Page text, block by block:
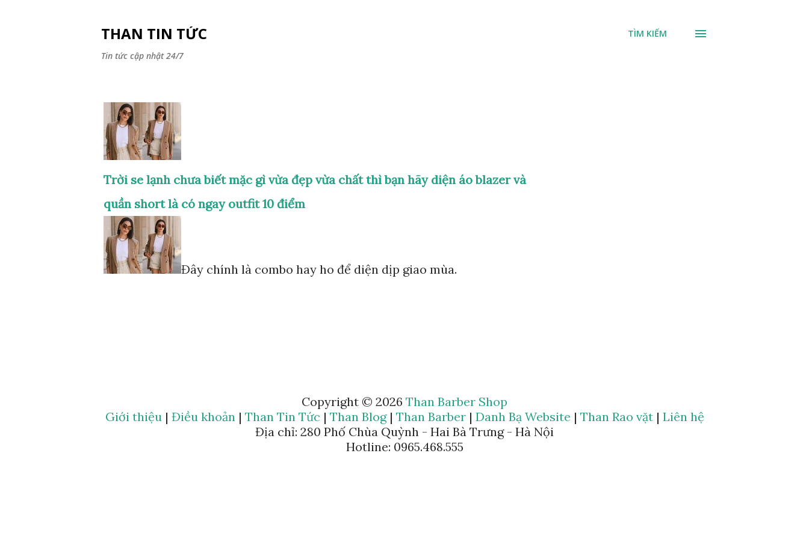
THAN TIN TỨC
Tin tức cập nhật 24/7
TÌM KIẾM
Trời se lạnh chưa biết mặc gì vừa đẹp vừa chất thì bạn hãy diện áo blazer và
quần short là có ngay outfit 10 điểm
Đây chính là combo hay ho để diện dịp giao mùa.
Copyright © 2026 Than Barber Shop
Giới thiệu| Điều khoản| Than Tin Tức | Than Blog| Than Barber| Danh Bạ Website | Than Rao vặt| Liên hệ
Địa chỉ: 280 Phố Chùa Quỳnh - Hai Bà Trưng - Hà Nội
Hotline: 0965.468.555